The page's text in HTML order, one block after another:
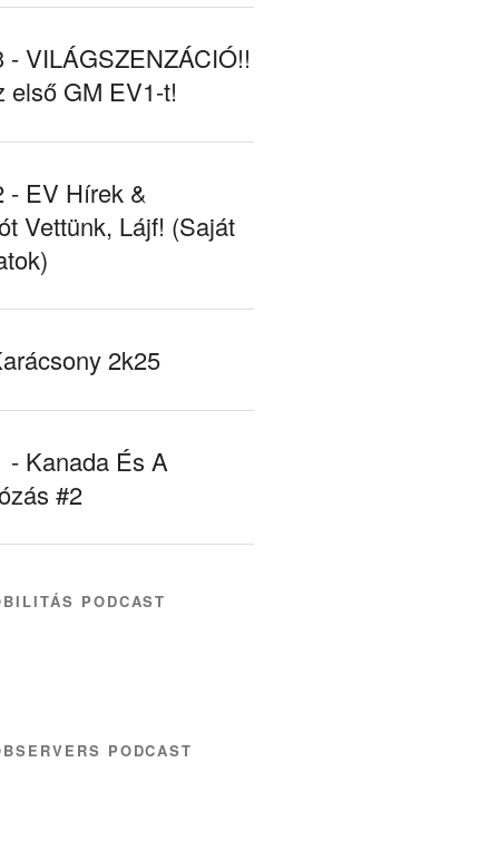
- VILÁGSZENZÁCIÓ!!
első GM EV1-t!
- EV Hírek &
Vettünk, Lájf! (Saját
2k25
- Kanada És A
#2
PODCAST
PODCAST